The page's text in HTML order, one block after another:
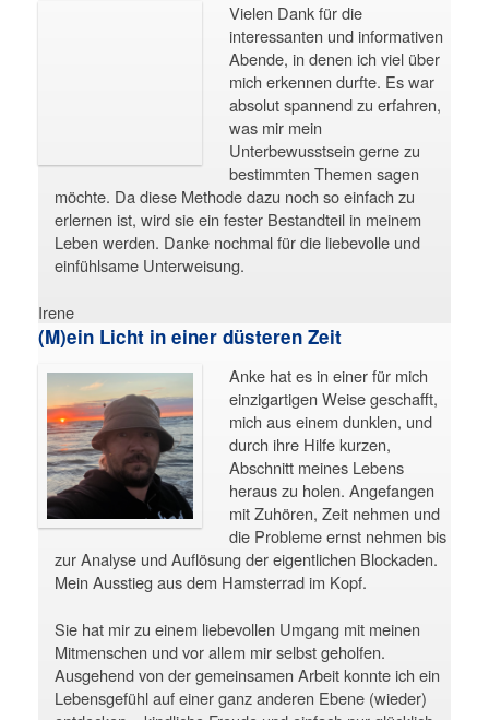
Vielen Dank für die
interessanten und informativen
Abende, in denen ich viel über
mich erkennen durfte. Es war
absolut spannend zu erfahren,
was mir mein
Unterbewusstsein gerne zu
bestimmten Themen sagen
möchte. Da diese Methode dazu noch so einfach zu
erlernen ist, wird sie ein fester Bestandteil in meinem
Leben werden. Danke nochmal für die liebevolle und
einfühlsame Unterweisung.
Irene
(M)ein Licht in einer düsteren Zeit
Anke hat es in einer für mich
einzigartigen Weise geschafft,
mich aus einem dunklen, und
durch ihre Hilfe kurzen,
Abschnitt meines Lebens
heraus zu holen. Angefangen
mit Zuhören, Zeit nehmen und
die Probleme ernst nehmen bis
zur Analyse und Auflösung der eigentlichen Blockaden.
Mein Ausstieg aus dem Hamsterrad im Kopf.
Sie hat mir zu einem liebevollen Umgang mit meinen
Mitmenschen und vor allem mir selbst geholfen.
Ausgehend von der gemeinsamen Arbeit konnte ich ein
Lebensgefühl auf einer ganz anderen Ebene (wieder)